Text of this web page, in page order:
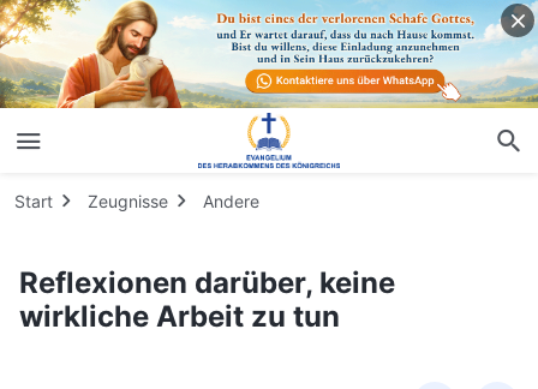
Start Zeugnisse Andere
Reflexionen darüber, keine
wirkliche Arbeit zu tun